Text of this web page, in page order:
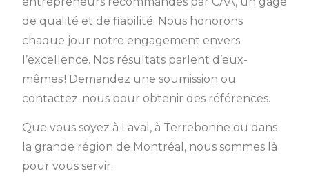
de qualité et de fiabilité. Nous honorons
chaque jour notre engagement envers
l’excellence. Nos résultats parlent d’eux-
mêmes ! Demandez une soumission ou
contactez-nous pour obtenir des références.
Que vous soyez à Laval, à Terrebonne ou dans
la grande région de Montréal, nous sommes là
pour vous servir.